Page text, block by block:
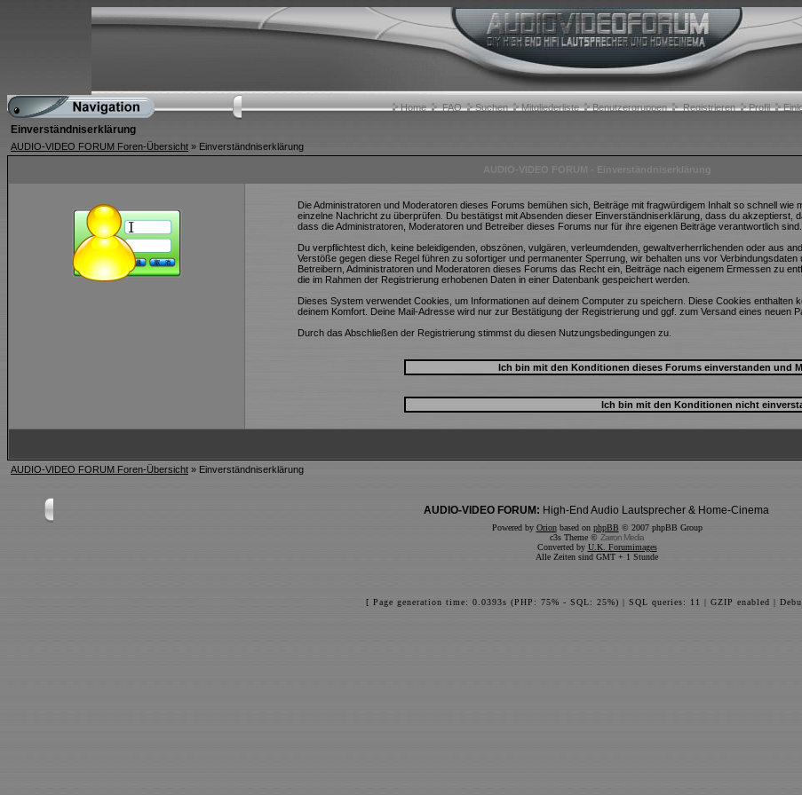
Home FAQ Suchen Mitgliederliste Benutzergruppen Registrieren Profil
Einverständniserklärung
AUDIO-VIDEO FORUM Foren-Übersicht » Einverständniserklärung
Die Administratoren und Moderatoren dieses Forums bemühen sich, Beiträge mit fragwürdigem Inhalt so schnell
einzelne Nachricht zu überprüfen. Du bestätigst mit Absenden dieser Einverständniserklärung, dass du akzeptierst,
dass die Administratoren, Moderatoren und Betreiber dieses Forums nur für ihre eigenen Beiträge verantwortlich sind.
Du verpflichtest dich, keine beleidigenden, obszönen, vulgären, verleumdenden, gewaltverherrlichenden oder aus
Verstöße gegen diese Regel führen zu sofortiger und permanenter Sperrung, wir behalten uns vor
Betreibern, Administratoren und Moderatoren dieses Forums das Recht ein, Beiträge nach eigenem Ermessen zu
die im Rahmen der Registrierung erhobenen Daten in einer Datenbank gespeichert werden.
Dieses System verwendet Cookies, um Informationen auf deinem Computer zu speichern. Diese Cookies enthalten
deinem Komfort. Deine Mail-Adresse wird nur zur Bestätigung der Registrierung und ggf. zum Versand eines neuen
Durch das Abschließen der Registrierung stimmst du diesen Nutzungsbedingungen zu.
AUDIO-VIDEO FORUM Foren-Übersicht » Einverständniserklärung
AUDIO-VIDEO FORUM: High-End Audio Lautsprecher & Home-Cinema
Powered by Orionbased on phpBB © 2007 phpBB Group
c3s Theme © Zarron Media
Converted by U.K. Forumimages
Alle Zeiten sind GMT + 1 Stunde
[ Page generation time: 0.0393s (PHP: 75% - SQL: 25%) | SQL queries: 11 | GZIP enabled |